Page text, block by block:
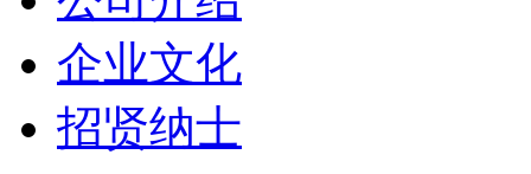
企业文化
招贤纳士